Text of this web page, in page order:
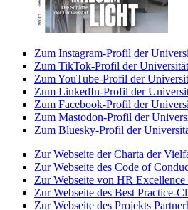
Zum Instagram-Profil der
Zum TikTok-Profil der Universität
Zum YouTube-Profil der
Zum LinkedIn-Profil der
Zum Facebook-Profil der
Zum Mastodon-Profil der
Zum Bluesky-Profil der
Zur Webseite der Charta der
Zur Webseite des Code of
Zur Webseite von HR
Zur Webseite des Best Practice-
Zur Webseite des Projekts